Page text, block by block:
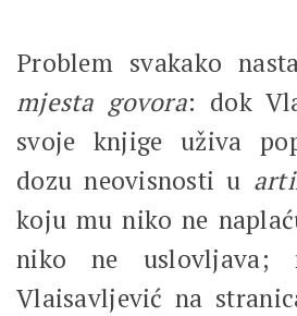
Problem svakako
mjesta govora: dok
svoje knjige uživa
dozu neovisnosti u
koju mu niko ne
niko ne uslovljava;
Vlaisavljević na